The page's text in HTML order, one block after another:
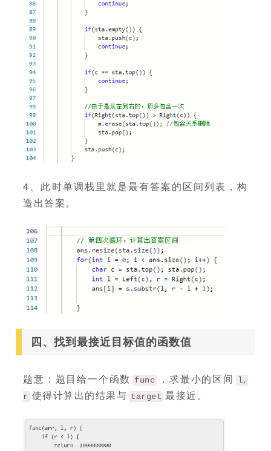
4、此时单调栈里就是最有答案的区间列表，构
造出答案。
四、找到最接近目标值的函数值
题意：题目给一个函数 func ，求最小的区间
l,
r 使得计算出的结果与 target 最接近。